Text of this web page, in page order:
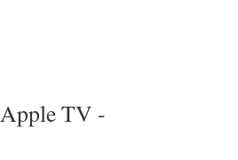
Apple TV -